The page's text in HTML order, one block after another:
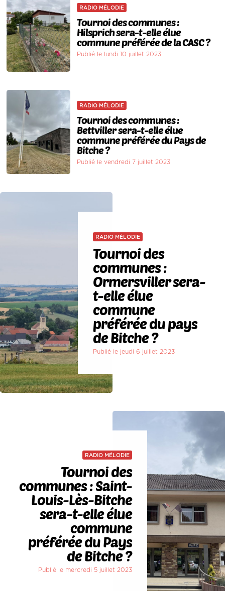
RADIO MÉLODIE
Tournoi des communes :
Hilsprich sera-t-elle élue
commune préférée de la CASC ?
Publié le lundi 10 juillet 2023
RADIO MÉLODIE
Tournoi des communes :
Bettviller sera-t-elle élue
commune préférée du Pays de
Bitche ?
Publié le vendredi 7 juillet 2023
RADIO MÉLODIE
Tournoi des
communes :
Ormersviller sera-
t-elle élue
commune
préférée du pays
de Bitche ?
Publié le jeudi 6 juillet 2023
RADIO MÉLODIE
Tournoi des
communes : Saint-
Louis-Lès-Bitche
sera-t-elle élue
commune
préférée du Pays
de Bitche ?
Publié le mercredi 5 juillet 2023